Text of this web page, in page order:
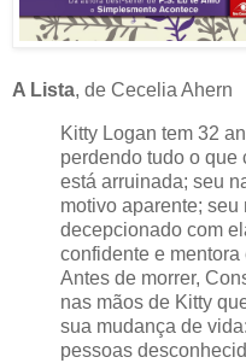
A Lista, de Cecelia Ahern
Kitty Logan tem 32
perdendo tudo o que
está arruinada; seu
motivo aparente; seu
decepcionado com
confidente e
Antes de morrer,
nas mãos de Kitty
sua mudança de
pessoas